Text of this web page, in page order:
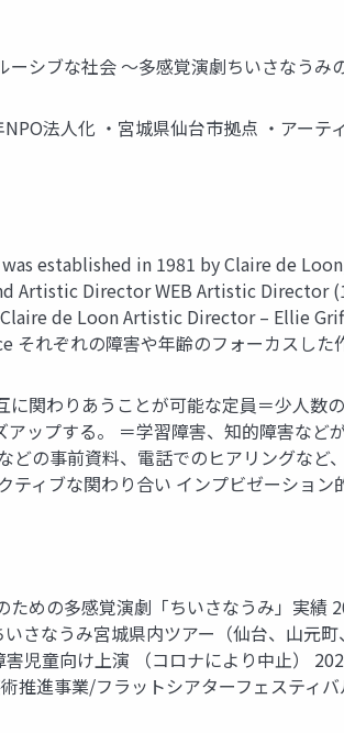
ーシブな社会 〜多感覚演劇ちいさなう
法人化 ・宮城県仙台市拠点 ・アー
established in 1981 by Claire de
Artistic Director WEB Artistic Director
de Loon Artistic Director – Ellie
れぞれの障害や年齢のフォーカスし
関わりあうことが可能な定員＝少人
ップする。 ＝学習障害、知的障害な
どの事前資料、電話でのヒアリングな
ィブな関わり合い インプビゼーショ
ための多感覚演劇「ちいさなうみ」実
さなうみ宮城県内ツアー（仙台、山元
児童向け上演 （コロナにより中止）
推進事業/フラットシアターフェスティ